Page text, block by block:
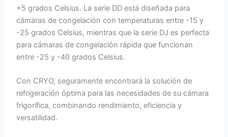
+5 grados Celsius. La serie DD está diseñada para
cámaras de congelación con temperaturas entre -15 y
-25 grados Celsius, mientras que la serie DJ es perfecta
para cámaras de congelación rápida que funcionan
entre -25 y -40 grados Celsius.
Con CRYO, seguramente encontrará la solución de
refrigeración óptima para las necesidades de su cámara
frigorífica, combinando rendimiento, eficiencia y
versatilidad.